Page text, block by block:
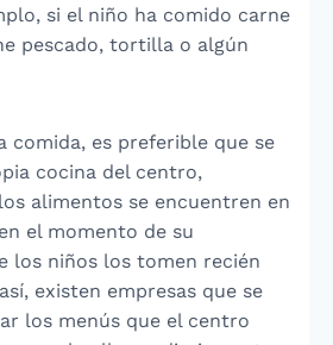
si el niño ha comido carne
pescado, tortilla o algún
comida, es preferible que se
cocina del centro,
alimentos se encuentren en
el momento de su
los niños los tomen recién
existen empresas que se
los menús que el centro